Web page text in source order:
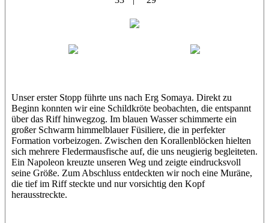
Unser erster Stopp führte uns nach Erg Somaya. Direkt zu
Beginn konnten wir eine Schildkröte beobachten, die entspannt
über das Riff hinwegzog. Im blauen Wasser schimmerte ein
großer Schwarm himmelblauer Füsiliere, die in perfekter
Formation vorbeizogen. Zwischen den Korallenblöcken hielten
sich mehrere Fledermausfische auf, die uns neugierig begleiteten.
Ein Napoleon kreuzte unseren Weg und zeigte eindrucksvoll
seine Größe. Zum Abschluss entdeckten wir noch eine Muräne,
die tief im Riff steckte und nur vorsichtig den Kopf
herausstreckte.